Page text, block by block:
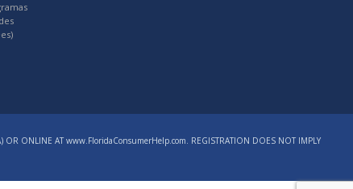
OR ONLINE AT www.FloridaConsumerHelp.com. REGISTRATION DOES NOT IMPLY